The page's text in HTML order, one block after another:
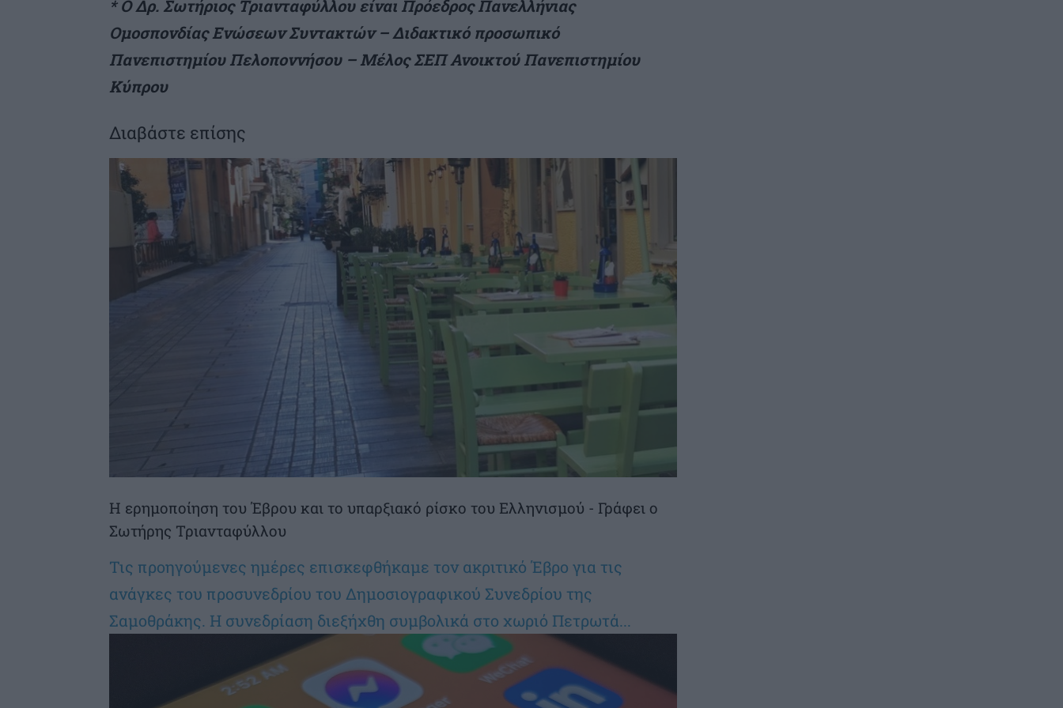
* Ο Δρ. Σωτήριος Τριανταφύλλου είναι Πρόεδρος Πανελλήνιας
Ομοσπονδίας Ενώσεων Συντακτών – Διδακτικό προσωπικό
Πανεπιστημίου Πελοποννήσου – Μέλος ΣΕΠ Ανοικτού Πανεπιστημίου
Κύπρου
Διαβάστε επίσης
Η ερημοποίηση του Έβρου και το υπαρξιακό ρίσκο του Ελληνισμού - Γράφει ο
Σωτήρης Τριανταφύλλου
Τις προηγούμενες ημέρες επισκεφθήκαμε τον ακριτικό Έβρο για τις
ανάγκες του προσυνεδρίου του Δημοσιογραφικού Συνεδρίου της
Σαμοθράκης. Η συνεδρίαση διεξήχθη συμβολικά στο χωριό Πετρωτά...